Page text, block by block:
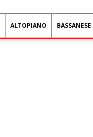
ALTOPIANO BASSANESE